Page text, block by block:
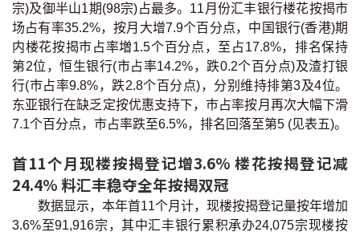
免费装修转介服务
装修设计专栏
火险、家居、宠物保险
保险资讯专栏
联络我们
联络方式
宗)及御半山1期(98宗)占最多。11月份汇丰银行楼花按揭市
场占有率35.2%，按月大增7.9个百分点，中国银行(香港)期
内楼花按揭巿占率増1.5个百分点，至占17.8%，排名保持
第2位，恒生银行(市占率14.2%，跌0.2个百分点)及渣打银
行(巿占率9.8%，跌2.8个百分点)，分别维持排第3及4位。
东亚银行在缺乏定按优惠支持下，巿占率按月再次大幅下滑
7.1个百分点，巿占率跌至6.5%，排名回落至第5 (见表五)。
首11个月现楼按揭登记增3.6% 楼花按揭登记减
24.4% 料汇丰稳夺全年按揭双冠
数据显示，本年首11个月计，现楼按揭登记量按年增加
3.6%至91,916宗，其中汇丰银行累积承办24,075宗现楼按